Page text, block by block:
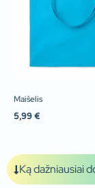
Maišelis
5,99 €
Ką dažniausiai